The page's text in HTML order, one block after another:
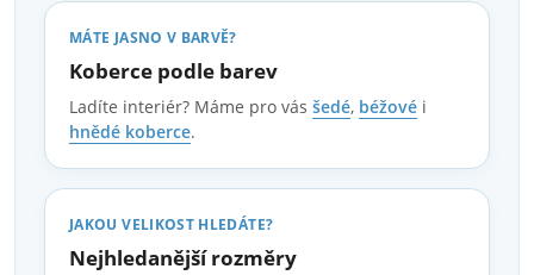
MÁTE JASNO V BARVĚ?
Koberce podle barev
Ladíte interiér? Máme pro vás šedé, béžové i
hnědé koberce.
JAKOU VELIKOST HLEDÁTE?
Nejhledanější rozměry